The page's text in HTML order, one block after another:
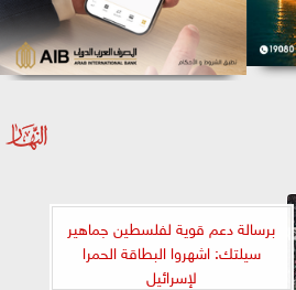
برسالة دعم قوية لفلسطين جماهير
سيلتك: اشهروا البطاقة الحمرا
لإسرائيل